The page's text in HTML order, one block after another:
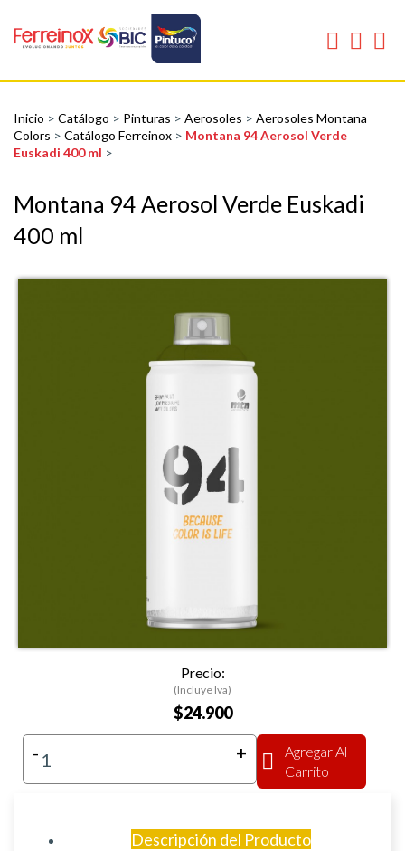
Inicio > Catálogo > Pinturas > Aerosoles > Aerosoles Montana
Colors > Catálogo Ferreinox > Montana 94 Aerosol Verde
Euskadi 400 ml >
Montana 94 Aerosol Verde Euskadi
400 ml
Precio:
(Incluye Iva)
$24.900
- +
Agregar Al
Carrito
Descripción del Producto